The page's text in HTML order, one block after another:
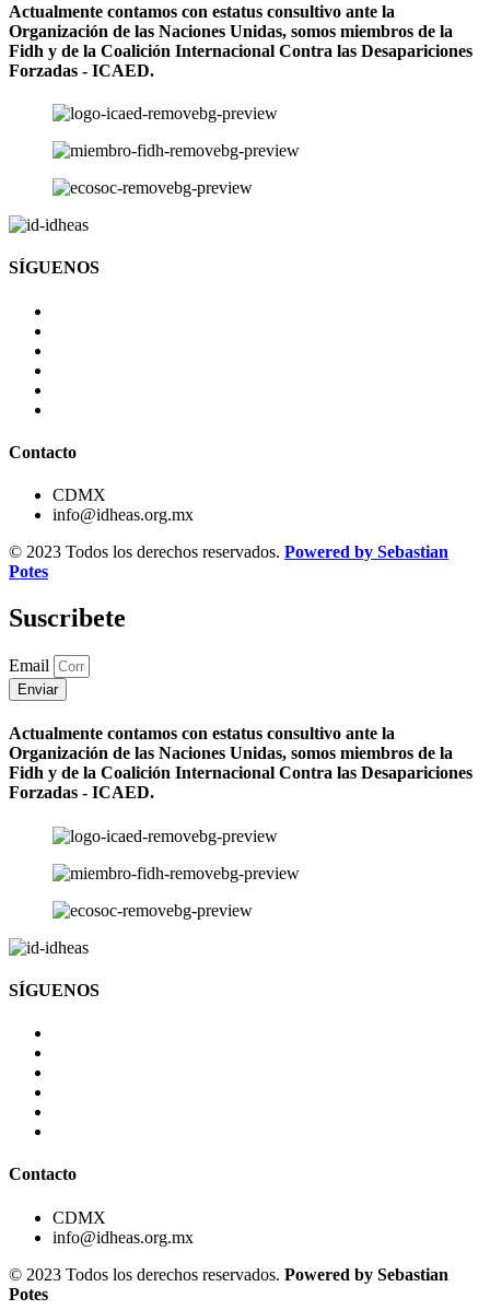
Actualmente contamos con estatus consultivo ante la
Organización de las Naciones Unidas, somos miembros de la
Fidh y de la Coalición Internacional Contra las Desapariciones
Forzadas - ICAED.
SÍGUENOS
Contacto
CDMX
info@idheas.org.mx
© 2023 Todos los derechos reservados. Powered by Sebastian
Potes
Suscribete
Email
Enviar
Actualmente contamos con estatus consultivo ante la
Organización de las Naciones Unidas, somos miembros de la
Fidh y de la Coalición Internacional Contra las Desapariciones
Forzadas - ICAED.
SÍGUENOS
Contacto
CDMX
info@idheas.org.mx
© 2023 Todos los derechos reservados. Powered by Sebastian
Potes